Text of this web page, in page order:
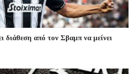
διάθεση από τον Σβαμπ να μείνει